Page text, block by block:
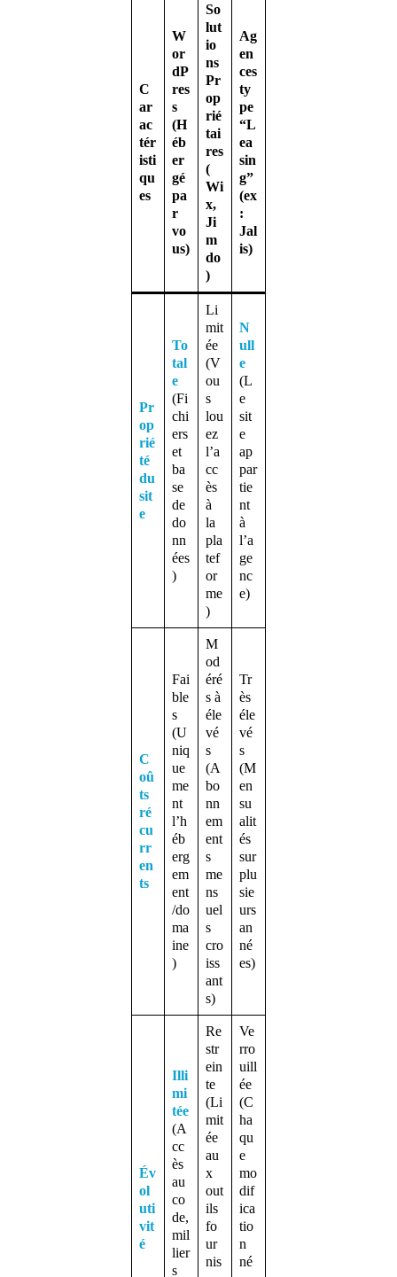
C
ar
ac
tér
isti
qu
es
W
or
dP
res
s
(H
éb
er
gé
pa
r
vo
us)
So
lut
io
ns
Pr
op
rié
tai
res
(
Wi
x,
Ji
m
do
)
Ag
en
ces
ty
pe
“L
ea
sin
g”
(ex
:
Jal
is)
Pr
op
rié
té
du
sit
e
To
tal
e
(Fi
chi
ers
et
ba
se
de
do
nn
ées
)
Li
mit
ée
(V
ou
s
lou
ez
l’a
cc
ès
à
la
pla
tef
or
me
)
N
ull
e
(L
e
sit
e
ap
par
tie
nt
à
l’a
ge
nc
e)
C
oû
ts
ré
cu
rr
en
ts
Fai
ble
s
(U
niq
ue
me
nt
l’h
éb
erg
em
ent
/do
ma
ine
)
M
od
éré
s à
éle
vé
s
(A
bo
nn
em
ent
s
me
ns
uel
s
cro
iss
ant
s)
Tr
ès
éle
vé
s
(M
en
su
alit
és
sur
plu
sie
urs
an
né
es)
Év
ol
uti
vit
é
Illi
mi
tée
(A
cc
ès
au
co
de,
mil
lier
s
Re
str
ein
te
(Li
mit
ée
au
x
out
ils
fo
ur
nis
Ve
rro
uill
ée
(C
ha
qu
e
mo
dif
ica
tio
n
né